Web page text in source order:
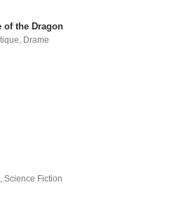
of the Dragon
Drame
,Science Fiction